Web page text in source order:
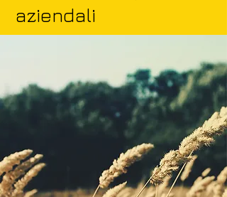
aziendali